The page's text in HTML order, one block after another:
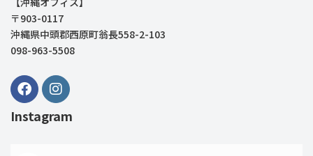
〒903-0117
沖縄県中頭郡西原町翁長558-2-103
098-963-5508
Instagram